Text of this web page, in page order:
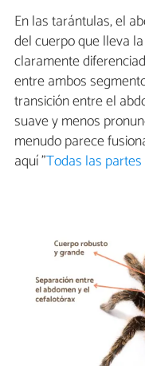
En las tarántulas, el
del cuerpo que lleva
claramente
entre ambos
transición entre el
suave y menos
menudo parece
aquí "Todas las